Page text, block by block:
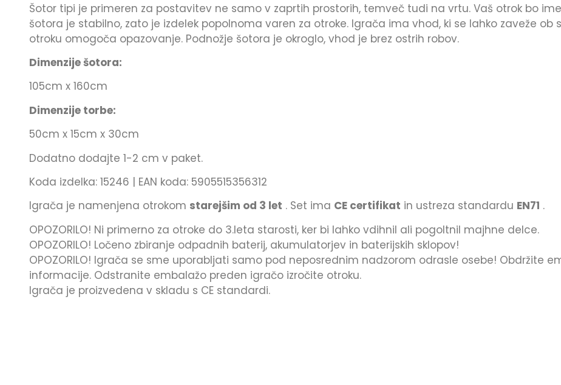
Šotor tipi je primeren za postavitev ne samo v zaprtih prostorih, temveč tudi na vrtu. Vaš otrok bo
šotora je stabilno, zato je izdelek popolnoma varen za otroke. Igrača ima vhod, ki se lahko zaveže ob
otroku omogoča opazovanje. Podnožje šotora je okroglo, vhod je brez ostrih robov.
Dimenzije šotora:
105cm x 160cm
Dimenzije torbe:
50cm x 15cm x 30cm
Dodatno dodajte 1-2 cm v paket.
Koda izdelka: 15246 | EAN koda: 5905515356312
Igrača je namenjena otrokom starejšim od 3 let . Set ima CE certifikat in ustreza standardu EN71 .
OPOZORILO! Ni primerno za otroke do 3.leta starosti, ker bi lahko vdihnil ali pogoltnil majhne delce.
OPOZORILO! Ločeno zbiranje odpadnih baterij, akumulatorjev in baterijskih sklopov!
OPOZORILO! Igrača se sme uporabljati samo pod neposrednim nadzorom odrasle osebe! Obdržite
informacije. Odstranite embalažo preden igračo izročite otroku.
Igrača je proizvedena v skladu s CE standardi.